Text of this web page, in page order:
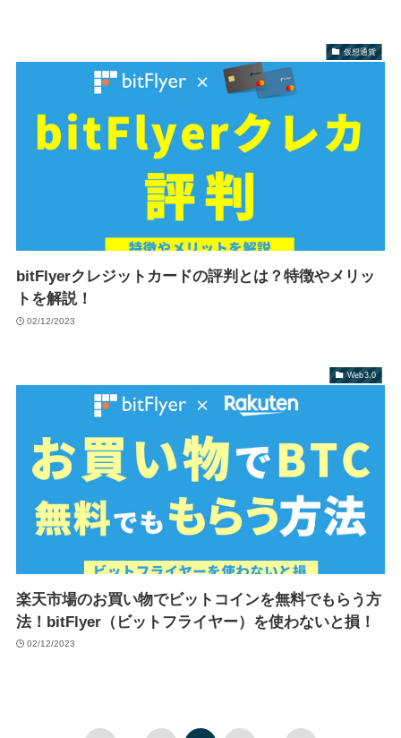
仮想通貨
bitFlyerクレジットカードの評判とは？特徴やメリッ
トを解説！
02/12/2023
Web3.0
楽天市場のお買い物でビットコインを無料でもらう方
法！bitFlyer（ビットフライヤー）を使わないと損！
02/12/2023